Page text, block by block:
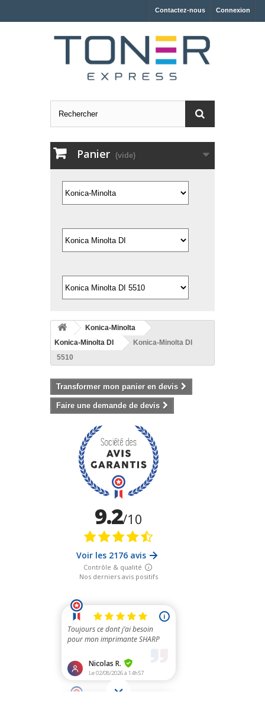
Connexion
Contactez-nous
Panier (vide)
Konica-Minolta
Konica-Minolta DI
Konica-Minolta DI
5510
Transformer mon panier en devis
Faire une demande de devis